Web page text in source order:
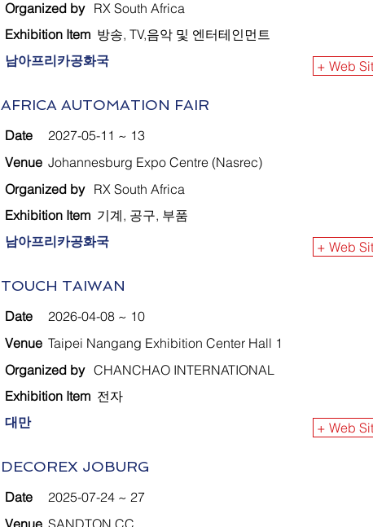
Organized by
RX South Africa
Exhibition Item 방송, TV,음악 및 엔터테인먼트
남아프리카공화국
+ Web
AFRICA AUTOMATION FAIR
Date
2027-05-11 ~ 13
Venue Johannesburg Expo Centre (Nasrec)
Organized by
RX South Africa
Exhibition Item 기계, 공구, 부품
남아프리카공화국
+ Web
TOUCH TAIWAN
Date
2026-04-08 ~ 10
Venue Taipei Nangang Exhibition Center Hall 1
Organized by CHANCHAO INTERNATIONAL
Exhibition Item 전자
대만
+ Web
DECOREX JOBURG
Date
2025-07-24 ~ 27
Venue SANDTON CC